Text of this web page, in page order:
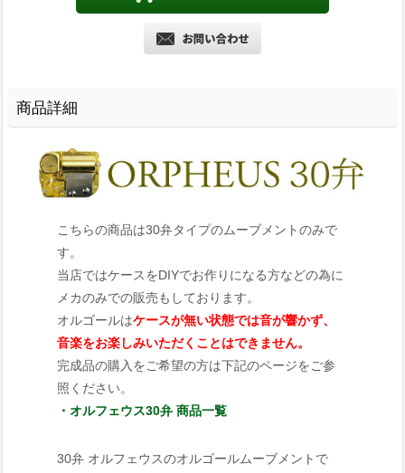
商品詳細
こちらの商品は30弁タイプのムーブメントのみで
す。
当店ではケースをDIYでお作りになる方などの為に
メカのみでの販売もしております。
オルゴールはケースが無い状態では音が響かず、
音楽をお楽しみいただくことはできません。
完成品の購入をご希望の方は下記のページをご参
照ください。
・オルフェウス30弁 商品一覧
30弁 オルフェウスのオルゴールムーブメントで